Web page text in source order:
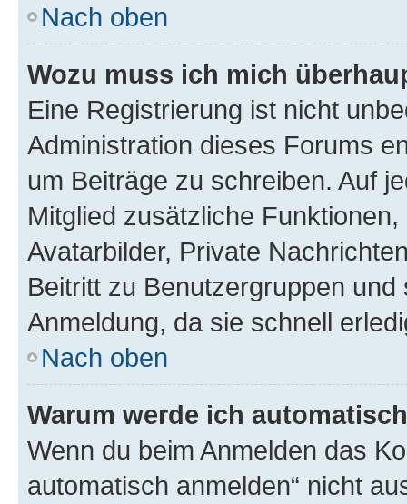
Nach oben
Wozu muss ich mich
Eine Registrierung ist nicht
Administration dieses Forums
um Beiträge zu schreiben. Auf
Mitglied zusätzliche
Avatarbilder, Private
Beitritt zu Benutzergruppen
Anmeldung, da sie schnell
Nach oben
Warum werde ich
Wenn du beim Anmelden das
automatisch anmelden“ nicht